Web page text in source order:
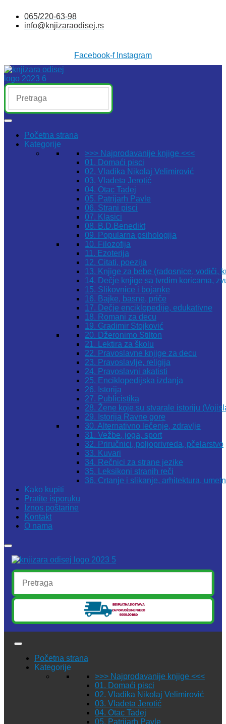
sadržaj
065/220-63-98
info@knjizaraodisej.rs
Facebook-f Instagram
Početna strana
Kategorije
>>> Najprodavanije knjige <<<
01. Domaći pisci
02. Vladika Nikolaj Velimirović
03. Vladeta Jerotić
04. Otac Tadej
05. Patrijarh Pavle
06. Strani pisci
07. Klasici
08. B.D.Benedikt
09. Popularna psihologija
10. Filozofija
11. Ezoterija
12. Citati, poezija
13. Knjige za bebe (radosnice, vodiči,
14. Dečje knjige sa tvrdim koricama,
15. Slikovnice i bojanke
16. Bajke, basne, priče
17. Dečje enciklopedije, edukativne
18. Romani za decu
19. Gradimir Stojković
20. Džeronimo Stilton
21. Lektira za školu
22. Pravoslavne knjige za decu
23. Pravoslavlje, religija
24. Pravoslavni akatisti
25. Enciklopedijska izdanja
26. Istorija
27. Publicistika
28. Žene koje su stvarale istoriju
29. Istorija Ravne gore
30. Alternativno lečenje, zdravlje
31. Vežbe, joga, sport
32. Priručnici, poljoprivreda, pčelarstvo
33. Kuvari
34. Rečnici za strane jezike
35. Leksikoni stranih reči
36. Crtanje i slikanje, arhitektura,
Kako kupiti
Pratite isporuku
Iznos poštarine
Kontakt
O nama
Početna strana
Kategorije
>>> Najprodavanije knjige <<<
01. Domaći pisci
02. Vladika Nikolaj Velimirović
03. Vladeta Jerotić
04. Otac Tadej
05. Patrijarh Pavle